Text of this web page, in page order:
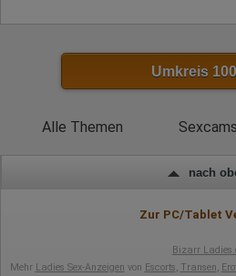
Umkreis
Alle Themen Sexcams
nach
Zur PC/Tablet
Bizarr
Mehr Ladies Sex-Anzeigen von Escorts, Transen,